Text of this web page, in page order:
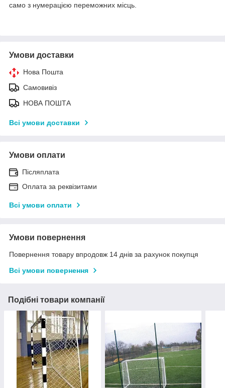
само з нумерацією переможних місць.
Умови доставки
Нова Пошта
Самовивіз
НОВА ПОШТА
Всі умови доставки
Умови оплати
Післяплата
Оплата за реквізитами
Всі умови оплати
Умови повернення
Повернення товару впродовж 14 днів за рахунок покупця
Всі умови повернення
Подібні товари компанії